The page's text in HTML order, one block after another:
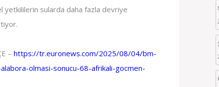
yetkililerin sularda daha fazla devriye
– https://tr.euronews.com/2025/08/04/bm-
olmasi-sonucu-68-afrikali-gocmen-